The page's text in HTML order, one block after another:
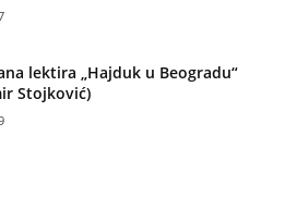
lektira „Hajduk u Beogradu“
Stojković)